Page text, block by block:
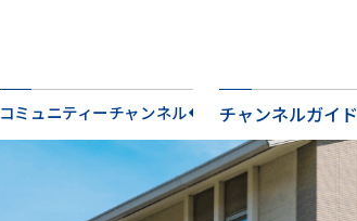
コミュニティーチャンネル チャンネルガイド